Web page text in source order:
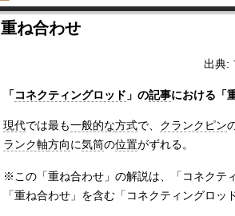
重ね合わせ
出典:
「コネクティングロッド 」の記事における「
現代では最も一般的な方式で、 クランクピン
ランク軸方向に気筒の位置がずれる。
※この「重ね合わせ」の解説は、「コネクテ
「重ね合わせ」を含む「コネクティングロッ